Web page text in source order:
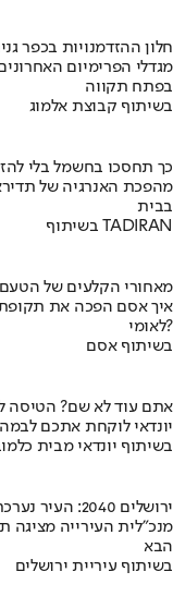
חלון ההזדמנויות בכפר
בפתח תקווה
בשיתוף קבוצת אלמוג
כך תחסכו בחשמל בלי
מהפכת האנרגיה של
בבית
בשיתוף TADIRAN
מאחורי הקלעים של
לאומי?
בשיתוף אסם
אתם עוד לא שם? הטיסה
יונדאי לוקחת אתכם
בשיתוף יונדאי מבית
ירושלים 2040: העיר נערכת ל- 1.5 מליון תושבים
מנכ"לית העירייה מציגה
הבא
בשיתוף עיריית ירושלים